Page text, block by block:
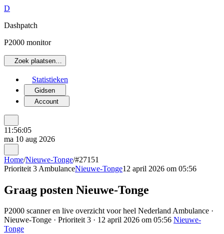
D
Dashpatch
P2000 monitor
Zoek plaatsen…
Statistieken
Gidsen
Account
11:56:05
ma 10 aug 2026
Home/Nieuwe-Tonge/#27151
Prioriteit 3 AmbulanceNieuwe-Tonge12 april 2026 om 05:56
Graag posten Nieuwe-Tonge
P2000 scanner en live overzicht voor heel Nederland Ambulance ·
Nieuwe-Tonge · Prioriteit 3 · 12 april 2026 om 05:56 Nieuwe-
Tonge